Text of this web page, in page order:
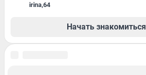
irina,64
Начать знакомиться